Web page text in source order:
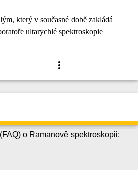
který v současné době zakládá
ultarychlé spektroskopie